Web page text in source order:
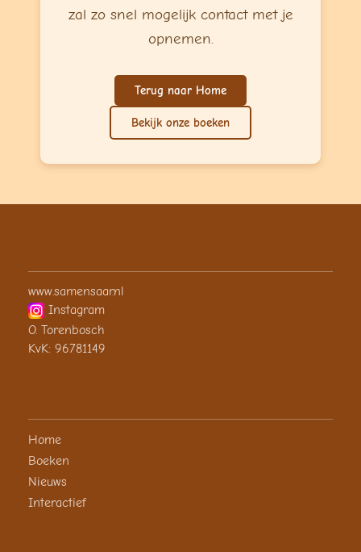
zal zo snel mogelijk contact met je
opnemen.
Terug naar Home
Bekijk onze boeken
www.samensaar.nl
Instagram
O. Torenbosch
KvK: 96781149
Home
Boeken
Nieuws
Interactief